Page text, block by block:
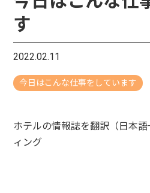
す
2022.02.11
今日はこんな仕事をしています
ホテルの情報誌を翻訳（日本
ィング